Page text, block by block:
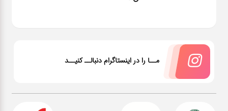
مــا را در اینستاگرام دنبالــ کنیــد